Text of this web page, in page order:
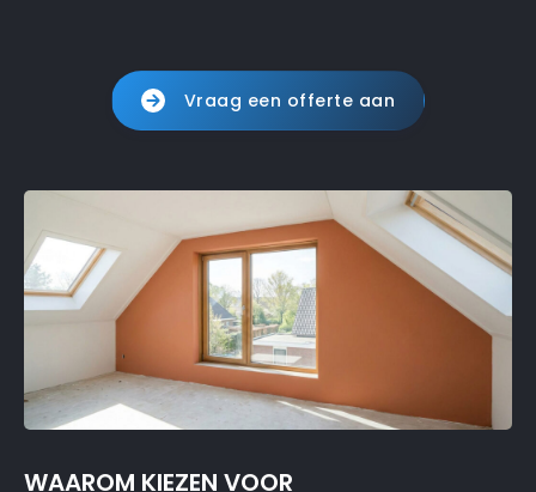
Vraag een offerte aan
WAAROM KIEZEN VOOR